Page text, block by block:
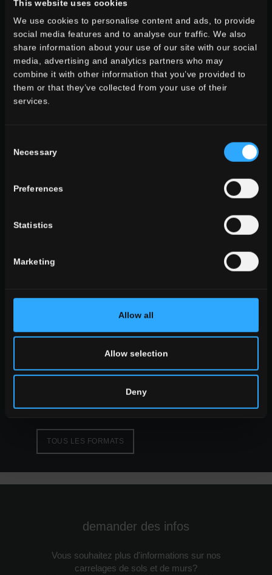
This website uses cookies
We use cookies to personalise content and ads, to provide
social media features and to analyse our traffic. We also
share information about your use of our site with our social
media, advertising and analytics partners who may
combine it with other information that you’ve provided to
them or that they’ve collected from your use of their
services.
Selection
Necessary
Preferences
Statistics
Marketing
Allow all
Allow selection
Deny
espace
salle à manger
salle des sèjour
cuisine
style
aspect bois
formats petits
TOUS LES FORMATS
demander des infos
Vous souhaitez plus d'informations sur nos
carrelages de sols et de murs?